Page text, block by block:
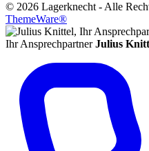
© 2026 Lagerknecht - Alle
ThemeWare®
Ihr Ansprechpartner Julius